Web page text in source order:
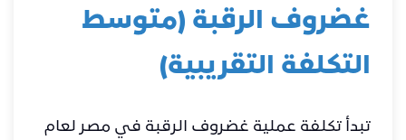
غضروف الرقبة (متوسط
التكلفة التقريبية)
​تبدأ تكلفة عملية غضروف الرقبة في مصر لعام